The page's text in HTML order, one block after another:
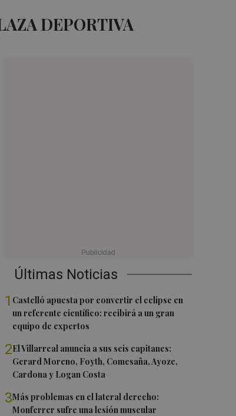
DEPORTIVA
Últimas Noticias
1 Castelló apuesta por convertir el eclipse en
un referente científico: recibirá a un gran
equipo de expertos
2El Villarreal anuncia a sus seis capitanes:
Gerard Moreno, Foyth, Comesaña, Ayoze,
Cardona y Logan Costa
3Más problemas en el lateral derecho:
Monferrer sufre una lesión muscular